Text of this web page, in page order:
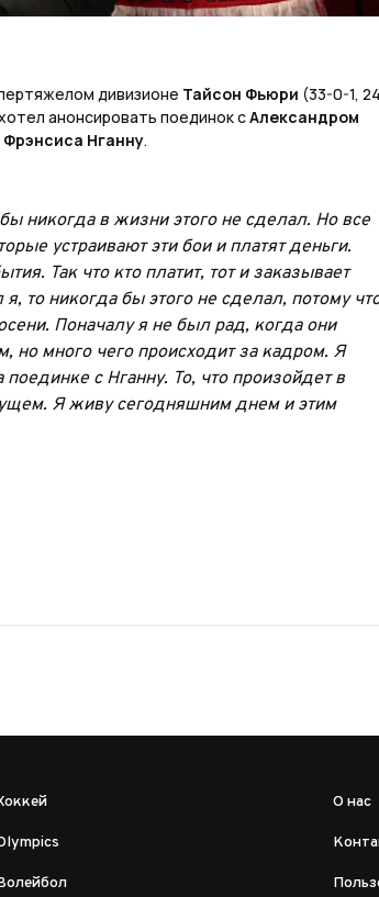
дивизионе Тайсон Фьюри (33-0-1, 24
анонсировать поединок сАлександром
Фрэнсиса Нганну.
никогда в жизни этого не сделал. Но все
устраивают эти бои и платят деньги.
Так что кто платит, тот и заказывает
то никогда бы этого не сделал, потому
Поначалу я не был рад, когда они
но много чего происходит за кадром. Я
с Нганну. То, что произойдет в
Я живу сегодняшним днем и этим
О нас